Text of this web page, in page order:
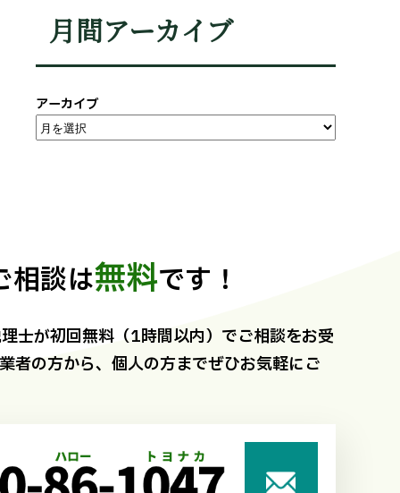
月間アーカイブ
アーカイブ
相談は無料です！
士が初回無料（1時間以内）でご相談をお受
者の方から、個人の方までぜひお気軽にご